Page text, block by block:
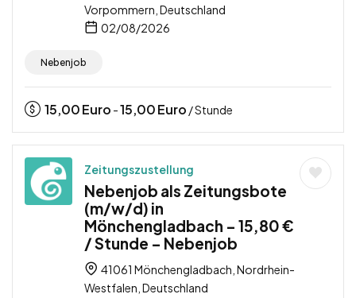
Vorpommern, Deutschland
02/08/2026
Nebenjob
15,00Euro -15,00Euro / Stunde
Zeitungszustellung
Nebenjob als Zeitungsbote
(m/w/d) in
Mönchengladbach – 15,80 €
/ Stunde – Nebenjob
41061 Mönchengladbach, Nordrhein-
Westfalen, Deutschland